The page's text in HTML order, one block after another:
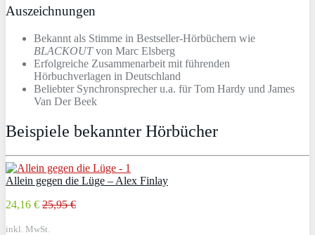
Auszeichnungen
Bekannt als Stimme in Bestseller-Hörbüchern wie
BLACKOUTvon Marc Elsberg
Erfolgreiche Zusammenarbeit mit führenden
Hörbuchverlagen in Deutschland
Beliebter Synchronsprecher u.a. für Tom Hardy und James
Van Der Beek
Beispiele bekannter Hörbücher
Allein gegen die Lüge – Alex Finlay
24,16 € 25,95 €
inkl. MwSt.